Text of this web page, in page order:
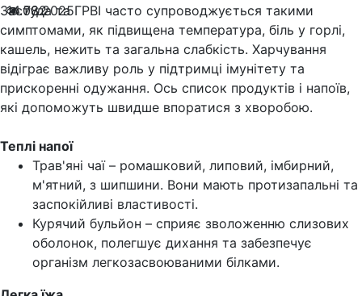
14.03.2025
782
Застуда та ГРВІ часто супроводжується такими
симптомами, як підвищена температура, біль у горлі,
кашель, нежить та загальна слабкість. Харчування
відіграє важливу роль у підтримці імунітету та
прискоренні одужання. Ось список продуктів і напоїв,
які допоможуть швидше впоратися з хворобою.
Теплі напої
Трав'яні чаї – ромашковий, липовий, імбирний,
м'ятний, з шипшини. Вони мають протизапальні та
заспокійливі властивості.
Курячий бульйон – сприяє зволоженню слизових
оболонок, полегшує дихання та забезпечує
організм легкозасвоюваними білками.